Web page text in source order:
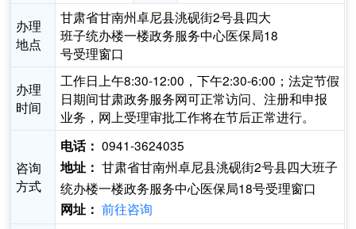
办理
地点
甘肃省甘南州卓尼县洮砚街2号县四大
班子统办楼一楼政务服务中心医保局18
号受理窗口
办理
时间
工作日上午8:30-12:00，下午2:30-6:00；法定节假
日期间甘肃政务服务网可正常访问、注册和申报
业务，网上受理审批工作将在节后正常进行。
咨询
方式
电话： 0941-3624035
地址： 甘肃省甘南州卓尼县洮砚街2号县四大班子
统办楼一楼政务服务中心医保局18号受理窗口
网址： 前往咨询